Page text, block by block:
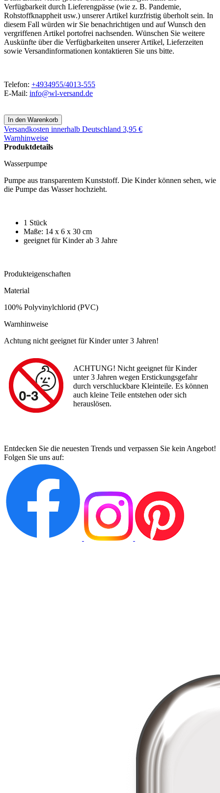
Verfügbarkeit durch Lieferengpässe (wie z. B. Pandemie,
Rohstoffknappheit usw.) unserer Artikel kurzfristig überholt sein. In
diesem Fall würden wir Sie benachrichtigen und auf Wunsch den
vergriffenen Artikel portofrei nachsenden. Wünschen Sie weitere
Auskünfte über die Verfügbarkeiten unserer Artikel, Lieferzeiten
sowie Versandinformationen kontaktieren Sie uns bitte.
Telefon: +4934955/4013-555
E-Mail: info@wl-versand.de
Versandkosten innerhalb Deutschland 3,95 €
Warnhinweise
Produktdetails
Wasserpumpe
Pumpe aus transparentem Kunststoff. Die Kinder können sehen, wie
die Pumpe das Wasser hochzieht.
1 Stück
Maße: 14 x 6 x 30 cm
geeignet für Kinder ab 3 Jahre
Produkteigenschaften
Material
100% Polyvinylchlorid (PVC)
Warnhinweise
Achtung nicht geeignet für Kinder unter 3 Jahren!
ACHTUNG! Nicht geeignet für Kinder
unter 3 Jahren wegen Erstickungsgefahr
durch verschluckbare Kleinteile. Es können
auch kleine Teile entstehen oder sich
herauslösen.
Entdecken Sie die neuesten Trends und verpassen Sie kein Angebot!
Folgen Sie uns auf: